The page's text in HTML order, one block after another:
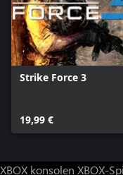
Strike Force 3
19,99 €
XBOX konsolen XBOX-